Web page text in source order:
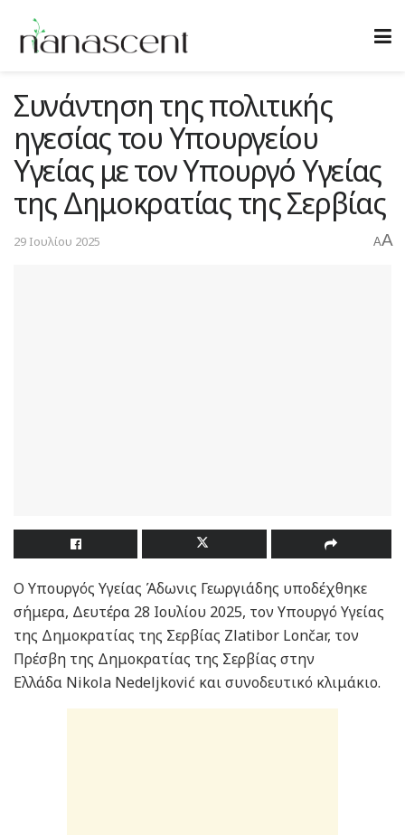
Συνάντηση της πολιτικής
ηγεσίας του Υπουργείου
Υγείας με τον Υπουργό Υγείας
της Δημοκρατίας της Σερβίας
29 Ιουλίου 2025 AA
Ο Υπουργός Υγείας Άδωνις Γεωργιάδης υποδέχθηκε
σήμερα, Δευτέρα 28 Ιουλίου 2025, τον Υπουργό Υγείας
της Δημοκρατίας της Σερβίας Zlatibor Lončar, τον
Πρέσβη της Δημοκρατίας της Σερβίας στην
Ελλάδα Nikola Nedeljković και συνοδευτικό κλιμάκιο.